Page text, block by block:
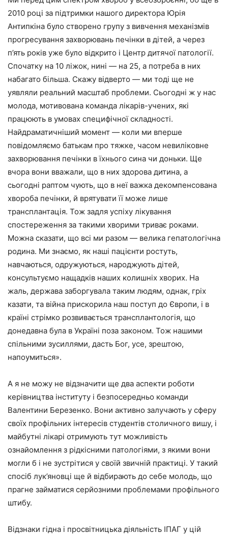
2010 році за підтримки нашого директора Юрія
Антипкіна було створено групу з вивчення механізмів
прогресування захворювань печінки в дітей, а через
п’ять років уже було відкрито і Центр дитячої патології.
Спочатку на 10 ліжок, нині — на 25, а потреба в них
набагато більша. Скажу відверто — ми тоді ще не
уявляли реальний масштаб проблеми. Сьогодні ж у нас
молода, мотивована команда лікарів-учених, які
працюють в умовах специфічної складності.
Найдраматичніший момент — коли ми вперше
повідомляємо батькам про тяжке, часом невиліковне
захворювання печінки в їхнього сина чи доньки. Ще
вчора вони вважали, що в них здорова дитина, а
сьогодні раптом чують, що в неї важка декомпенсована
хвороба печінки, й врятувати її може лише
трансплантація. Тож задля успіху лікування
спостереження за такими хворими триває роками.
Можна сказати, що всі ми разом — велика гепатологічна
родина. Ми знаємо, як наші пацієнти ростуть,
навчаються, одружуються, народжують дітей,
консультуємо нащадків наших колишніх хворих. На
жаль, держава заборгувала таким людям, однак, гріх
казати, та війна прискорила наш поступ до Європи, і в
країні стрімко розвивається трансплантологія, що
донедавна була в Україні поза законом. Тож нашими
спільними зусиллями, дасть Бог, усе, зрештою,
напоумиться».
А я не можу не відзначити ще два аспекти роботи
керівництва інституту і безпосередньо команди
Валентини Березенко. Вони активно залучають у сферу
своїх профільних інтересів студентів столичного вишу, і
майбутні лікарі отримують тут можливість
ознайомлення з рідкісними патологіями, з якими вони
могли б і не зустрітися у своїй звичній практиці. У такий
спосіб лук’яновці ще й відбирають до себе молодь, що
прагне займатися серйозними проблемами профільного
штибу.
Відзнаки гідна і просвітницька діяльність ІПАГ у цій